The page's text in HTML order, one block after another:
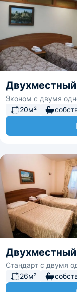
Двухместный
Эконом с двумя
20м²
Двухместный
Стандарт с двумя
26м²